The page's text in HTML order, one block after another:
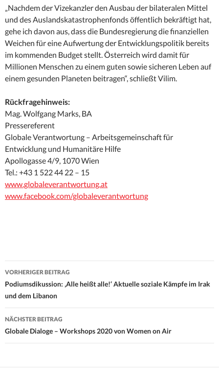
„Nachdem der Vizekanzler den Ausbau der bilateralen Mittel
und des Auslandskatastrophenfonds öffentlich bekräftigt hat,
gehe ich davon aus, dass die Bundesregierung die finanziellen
Weichen für eine Aufwertung der Entwicklungspolitik bereits
im kommenden Budget stellt. Österreich wird damit für
Millionen Menschen zu einem guten sowie sicheren Leben auf
einem gesunden Planeten beitragen“, schließt Vilim.
Rückfragehinweis:
Mag. Wolfgang Marks, BA
Pressereferent
Globale Verantwortung – Arbeitsgemeinschaft für
Entwicklung und Humanitäre Hilfe
Apollogasse 4/9, 1070 Wien
Tel.: +43 1 522 44 22 – 15
www.globaleverantwortung.at
www.facebook.com/globaleverantwortung
Beitrags-
Navigation
VORHERIGER BEITRAG
Podiumsdikussion: ‚Alle heißt alle!‘ Aktuelle soziale Kämpfe im Irak
und dem Libanon
NÄCHSTER BEITRAG
Globale Dialoge – Workshops 2020 von Women on Air